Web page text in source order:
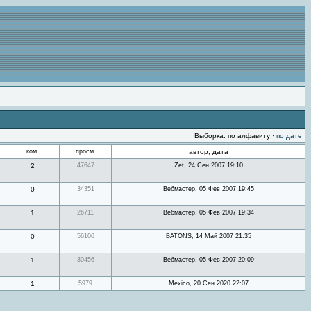
Выборка: по алфавиту · по дате
ком. просм.
автор, дата
2 47647 Zet, 24 Сен 2007 19:10
0 34351 Вебмастер, 05 Фев 2007 19:45
1 26711 Вебмастер, 05 Фев 2007 19:34
0 56106 BATONS, 14 Май 2007 21:35
1 30456 Вебмастер, 05 Фев 2007 20:09
1 5979 Mexico, 20 Сен 2020 22:07